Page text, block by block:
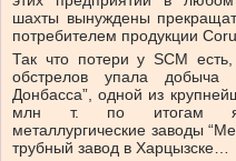
шахты вынуждены
потребителем продукции
Так что потери у SCM
обстрелов упала
Донбасса”, одной из
млн т. по итогам
металлургические заводы
трубный завод в Харцызске…